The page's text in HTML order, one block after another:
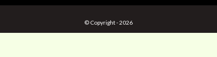
© Copyright - 2026